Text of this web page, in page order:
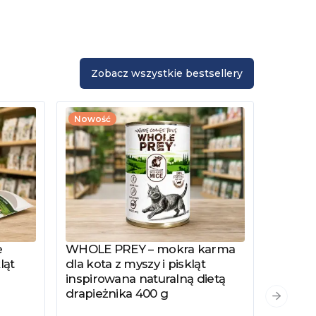
Zobacz wszystkie bestsellery
Nowość
Zobacz produkt
WHOLE PREY – mokra karma
dla kota z myszy i piskląt
inspirowana naturalną dietą
drapieżnika 400 g